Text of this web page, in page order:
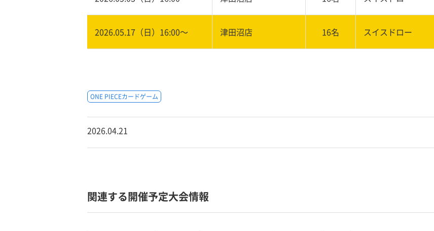
2026.05.17（日）16:00〜 津田沼店 16名 スイスドロー
ONE PIECEカードゲーム
2026.04.21
関連する開催予定大会情報